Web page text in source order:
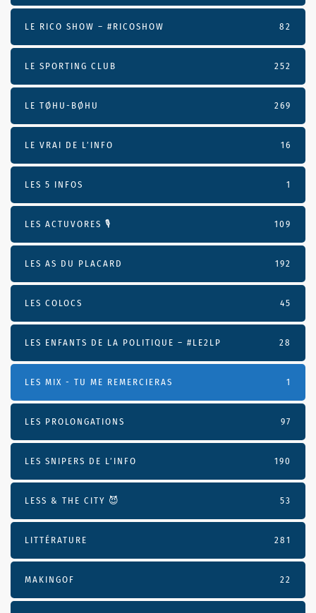
LE RICO SHOW – #RICOSHOW 82
LE SPORTING CLUB 252
LE TØHU-BØHU 269
LE VRAI DE L’INFO 16
LES 5 INFOS 1
LES ACTUVORES 🎙 109
LES AS DU PLACARD 192
LES COLOCS 45
LES ENFANTS DE LA POLITIQUE – #LE2LP 28
LES MIX - TU ME REMERCIERAS 1
LES PROLONGATIONS 97
LES SNIPERS DE L’INFO 190
LESS & THE CITY 😈 53
LITTÉRATURE 281
MAKINGOF 22